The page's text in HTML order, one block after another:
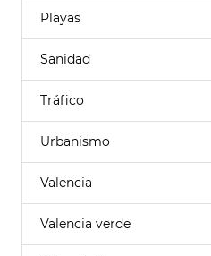
Playas
Sanidad
Tráfico
Urbanismo
Valencia
Valencia verde